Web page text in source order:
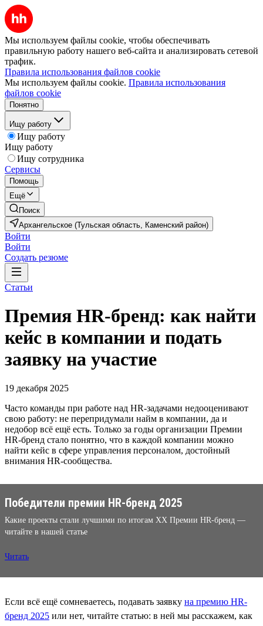
Мы используем файлы cookie, чтобы обеспечивать
правильную работу нашего веб-сайта и анализировать сетевой
трафик.
Правила использования файлов cookie
Мы используем файлы cookie. Правила использования
файлов cookie
Понятно
Ищу работу
Ищу работу
Ищу работу
Ищу сотрудника
Сервисы
Помощь
Ещё
Поиск
Архангельское (Тульская область, Каменский район)
Войти
Войти
Создать резюме
Статьи
Премия HR-бренд: как найти
кейс в компании и подать
заявку на участие
19 декабря 2025
Часто команды при работе над HR-задачами недооценивают
свою работу: не перепридумали найм в компании, да и
недобор всё ещё есть. Только за годы организации Премии
HR-бренд стало понятно, что в каждой компании можно
найти кейс в сфере управления персоналом, достойный
внимания HR-сообщества.
Победители премии HR-бренд 2025
Какие проекты стали лучшими по итогам XX Премии HR-бренд —
читайте в нашей статье
Читать
Если всё ещё сомневаетесь, подавать заявку на премию HR-
бренд 2025 или нет, читайте статью: в ней мы расскажем, как